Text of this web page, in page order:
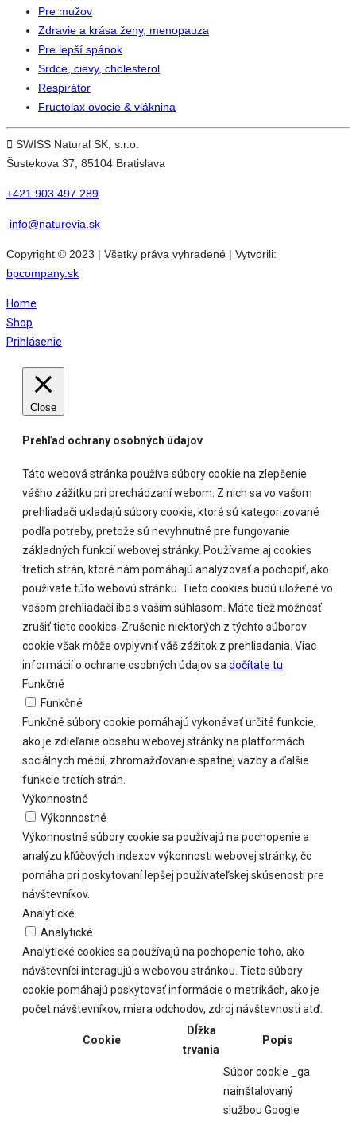
Pre mužov
Zdravie a krása ženy, menopauza
Pre lepší spánok
Srdce, cievy, cholesterol
Respirátor
Fructolax ovocie & vláknina
SWISS Natural SK, s.r.o.
Šustekova 37, 85104 Bratislava
+421 903 497 289
info@naturevia.sk
Copyright © 2023 | Všetky práva vyhradené | Vytvorili:
bpcompany.sk
Home
Shop
Prihlásenie
Close
Prehľad ochrany osobných údajov
Táto webová stránka používa súbory cookie na zlepšenie
vášho zážitku pri prechádzaní webom. Z nich sa vo vašom
prehliadači ukladajú súbory cookie, ktoré sú kategorizované
podľa potreby, pretože sú nevyhnutné pre fungovanie
základných funkcií webovej stránky. Používame aj cookies
tretích strán, ktoré nám pomáhajú analyzovať a pochopiť, ako
používate túto webovú stránku. Tieto cookies budú uložené vo
vašom prehliadači iba s vaším súhlasom. Máte tiež možnosť
zrušiť tieto cookies. Zrušenie niektorých z týchto súborov
cookie však môže ovplyvniť váš zážitok z prehliadania. Viac
informácií o ochrane osobných údajov sadočítate tu
Funkčné
Funkčné
Funkčné súbory cookie pomáhajú vykonávať určité funkcie,
ako je zdieľanie obsahu webovej stránky na platformách
sociálnych médií, zhromažďovanie spätnej väzby a ďalšie
funkcie tretích strán.
Výkonnostné
Výkonnostné
Výkonnostné súbory cookie sa používajú na pochopenie a
analýzu kľúčových indexov výkonnosti webovej stránky, čo
pomáha pri poskytovaní lepšej používateľskej skúsenosti pre
návštevníkov.
Analytické
Analytické
Analytické cookies sa používajú na pochopenie toho, ako
návštevníci interagujú s webovou stránkou. Tieto súbory
cookie pomáhajú poskytovať informácie o metrikách, ako je
počet návštevníkov, miera odchodov, zdroj návštevnosti atď.
Cookie
Dĺžka
trvania
Popis
Súbor cookie _ga
nainštalovaný
službou Google